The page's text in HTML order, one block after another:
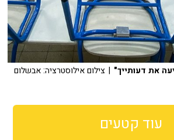
את דעותייך" | צילום אילוסטרציה: אבשלום
עוד קטעים